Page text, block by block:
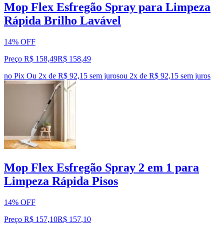
Mop Flex Esfregão Spray para Limpeza
Rápida Brilho Lavável
14% OFF
Preço R$ 158,49R$ 158,49
no Pix Ou 2x de R$ 92,15 sem jurosou 2x de R$ 92,15 sem juros
Mop Flex Esfregão Spray 2 em 1 para
Limpeza Rápida Pisos
14% OFF
Preço R$ 157,10R$ 157,10